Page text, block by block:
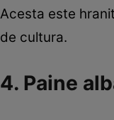
Acesta este
de cultura.
4. Paine